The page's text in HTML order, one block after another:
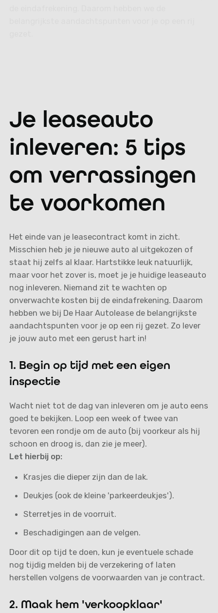
Je leaseauto
inleveren: 5 tips
om verrassingen
te voorkomen
Het einde van je leasecontract komt in zicht.
Misschien heb je je nieuwe auto al uitgekozen of
staat hij zelfs al klaar. Hartstikke leuk natuurlijk,
maar voor het zover is, moet je je huidige leaseauto
nog inleveren. Niemand zit te wachten op
onverwachte kosten bij de eindafrekening. Daarom
hebben we bij De Haar Autolease de belangrijkste
aandachtspunten voor je op een rij gezet. Zo lever
je jouw auto met een gerust hart in!
1. Begin op tijd met een eigen
inspectie
Wacht niet tot de dag van inleveren om je auto eens
goed te bekijken. Loop een week of twee van
tevoren een rondje om de auto (bij voorkeur als hij
schoon en droog is, dan zie je meer).
Let hierbij op:
Krasjes die dieper zijn dan de lak.
Deukjes (ook de kleine 'parkeerdeukjes').
Sterretjes in de voorruit.
Beschadigingen aan de velgen.
Door dit op tijd te doen, kun je eventuele schade
nog tijdig melden bij de verzekering of laten
herstellen volgens de voorwaarden van je contract.
2. Maak hem 'verkoopklaar'